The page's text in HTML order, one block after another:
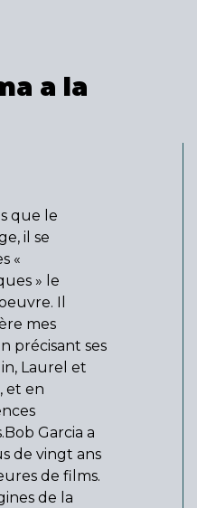
a la
que le
il se
«
» le
Il
mes
précisant ses
Laurel et
et en
Garcia a
de vingt ans
de films.
de la